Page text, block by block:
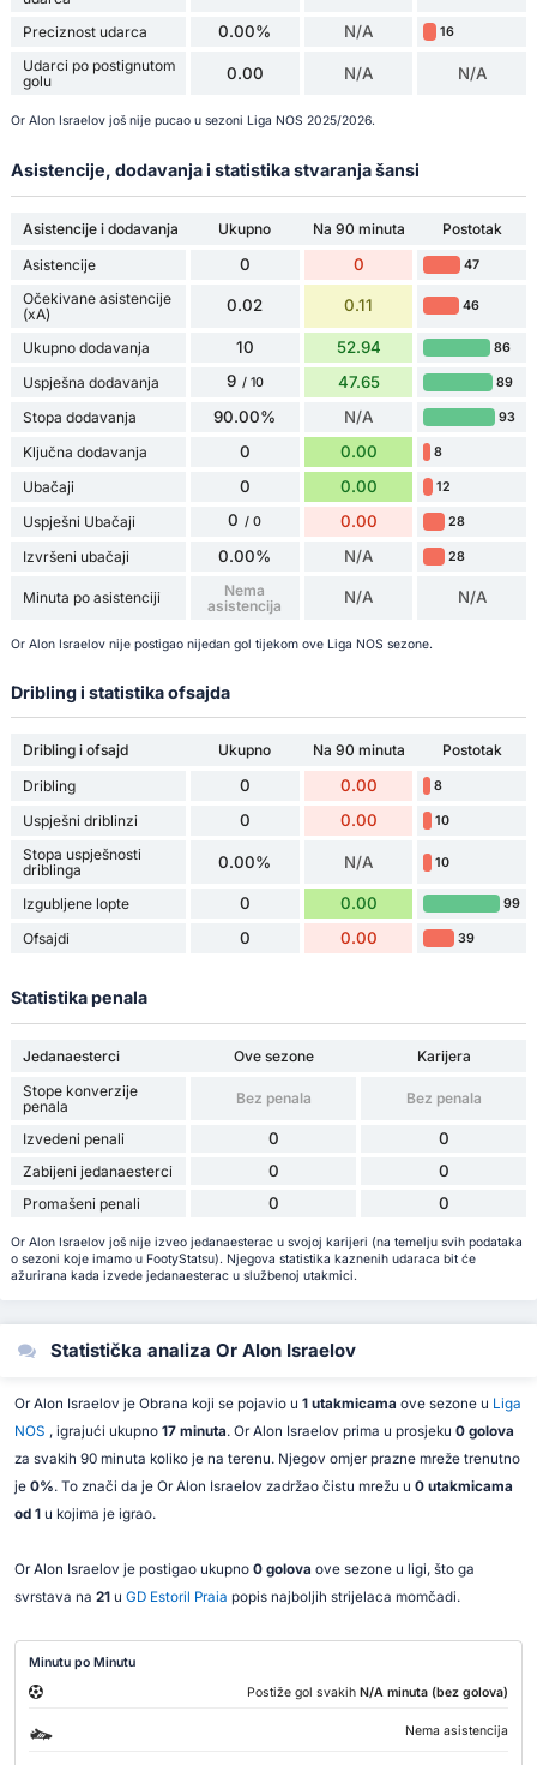
Preciznost udarca
0.00% N/A 16
Udarci po postignutom
golu
0.00 N/A N/A
Or Alon Israelov još nije pucao u sezoni Liga NOS 2025/2026.
Asistencije, dodavanja i statistika stvaranja šansi
Asistencije i dodavanja Ukupno Na 90 minuta
Postotak
Asistencije
0 0 47
Očekivane asistencije
(xA)
0.02 0.11 46
Ukupno dodavanja 10 52.94 86
Uspješna dodavanja 9 / 10 47.65 89
Stopa dodavanja 90.00% N/A 93
Ključna dodavanja 0 0.00 8
Ubačaji 0 0.00 12
Uspješni Ubačaji 0 / 0 0.00 28
Izvršeni ubačaji 0.00% N/A 28
Minuta po asistenciji
Nema
asistencija
N/A N/A
Or Alon Israelov nije postigao nijedan gol tijekom ove Liga NOS sezone.
Dribling i statistika ofsajda
Dribling i ofsajd Ukupno Na 90 minuta
Postotak
Dribling
0 0.00 8
Uspješni driblinzi 0 0.00 10
Stopa uspješnosti
driblinga
0.00% N/A 10
Izgubljene lopte 0 0.00 99
Ofsajdi 0 0.00 39
Statistika penala
Jedanaesterci Ove sezone
Karijera
Stope konverzije
penala
Bez penala Bez penala
Izvedeni penali 0 0
Zabijeni jedanaesterci 0 0
Promašeni penali 0 0
Or Alon Israelov još nije izveo jedanaesterac u svojoj karijeri (na temelju svih podataka
o sezoni koje imamo u FootyStatsu). Njegova statistika kaznenih udaraca bit će
ažurirana kada izvede jedanaesterac u službenoj utakmici.
Statistička analiza Or Alon Israelov
Or Alon Israelov je Obrana koji se pojavio u 1 utakmicama ove sezone u Liga
NOS , igrajući ukupno 17 minuta. Or Alon Israelov prima u prosjeku 0 golova
za svakih 90 minuta koliko je na terenu. Njegov omjer prazne mreže trenutno
je 0%. To znači da je Or Alon Israelov zadržao čistu mrežu u 0 utakmicama
od 1u kojima je igrao.
Or Alon Israelov je postigao ukupno 0 golova ove sezone u ligi, što ga
svrstava na 21u GD Estoril Praia popis najboljih strijelaca momčadi.
Minutu po Minutu
Postiže gol svakih N/A minuta (bez golova)
Nema asistencija